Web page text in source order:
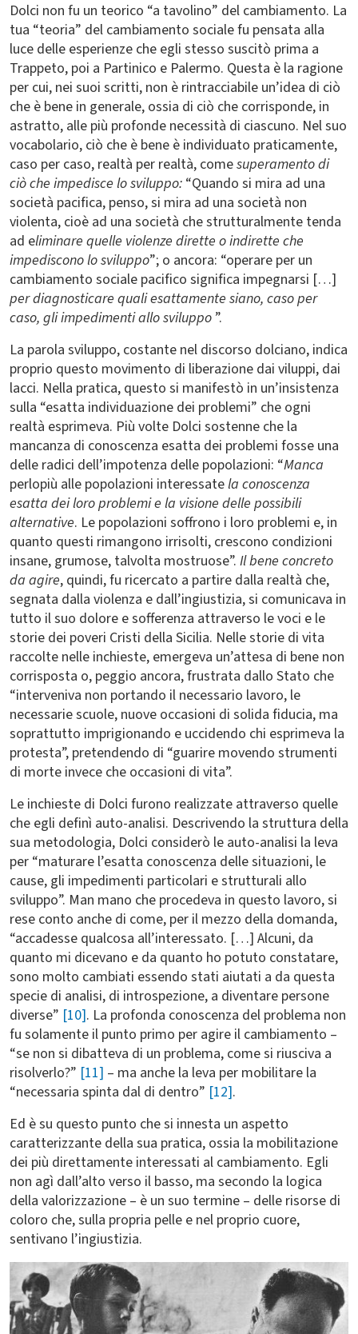
Dolci non fu un teorico “a tavolino” del cambiamento. La
tua “teoria” del cambiamento sociale fu pensata alla
luce delle esperienze che egli stesso suscitò prima a
Trappeto, poi a Partinico e Palermo. Questa è la ragione
per cui, nei suoi scritti, non è rintracciabile un’idea di ciò
che è bene in generale, ossia di ciò che corrisponde, in
astratto, alle più profonde necessità di ciascuno. Nel suo
vocabolario, ciò che è bene è individuato praticamente,
caso per caso, realtà per realtà, comesuperamento di
ciò che impedisce lo sviluppo: “Quando si mira ad una
società pacifica, penso, si mira ad una società non
violenta, cioè ad una società che strutturalmente tenda
ad eliminare quelle violenze dirette o indirette che
impediscono lo sviluppo”; o ancora: “operare per un
cambiamento sociale pacifico significa impegnarsi […]
per diagnosticare quali esattamente siano, caso per
caso, gli impedimenti allosviluppo”.
La parola sviluppo, costante nel discorso dolciano, indica
proprio questo movimento di liberazione dai viluppi, dai
lacci. Nella pratica, questo si manifestò in un’insistenza
sulla “esatta individuazione dei problemi” che ogni
realtà esprimeva. Più volte Dolci sostenne che la
mancanza di conoscenza esatta dei problemi fosse una
delle radici dell’impotenza delle popolazioni: “Manca
perlopiù alle popolazioni interessatela conoscenza
esatta dei loro problemi e la visione delle possibili
alternative. Le popolazioni soffrono i loro problemi e, in
quanto questi rimangono irrisolti, crescono condizioni
insane, grumose, talvolta mostruose”. Il bene concreto
da agire, quindi, fu ricercato a partire dalla realtà che,
segnata dalla violenza e dall’ingiustizia, si comunicava in
tutto il suo dolore e sofferenza attraverso le voci e le
storie dei poveri Cristi della Sicilia. Nelle storie di vita
raccolte nelle inchieste, emergeva un’attesa di bene non
corrisposta o, peggio ancora, frustrata dallo Stato che
“interveniva non portando il necessario lavoro, le
necessarie scuole, nuove occasioni di solida fiducia, ma
soprattutto imprigionando e uccidendo chi esprimeva la
protesta”, pretendendo di “guarire movendo strumenti
di morte invece che occasioni di vita”.
Le inchieste di Dolci furono realizzate attraverso quelle
che egli definì auto-analisi. Descrivendo la struttura della
sua metodologia, Dolci considerò le auto-analisi la leva
per “maturare l’esatta conoscenza delle situazioni, le
cause, gli impedimenti particolari e strutturali allo
sviluppo”. Man mano che procedeva in questo lavoro, si
rese conto anche di come, per il mezzo della domanda,
“accadesse qualcosa all’interessato. […] Alcuni, da
quanto mi dicevano e da quanto ho potuto constatare,
sono molto cambiati essendo stati aiutati a da questa
specie di analisi, di introspezione, a diventare persone
diverse” [10]. La profonda conoscenza del problema non
fu solamente il punto primo per agire il cambiamento –
“se non si dibatteva di un problema, come si riusciva a
risolverlo?” [11] – ma anche la leva per mobilitare la
“necessaria spinta dal di dentro” [12].
Ed è su questo punto che si innesta un aspetto
caratterizzante della sua pratica, ossia la mobilitazione
dei più direttamente interessati al cambiamento. Egli
non agì dall’alto verso il basso, ma secondo la logica
della valorizzazione – è un suo termine – delle risorse di
coloro che, sulla propria pelle e nel proprio cuore,
sentivano l’ingiustizia.
Immagine